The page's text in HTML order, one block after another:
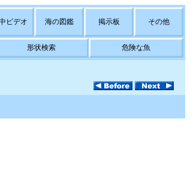
ビデオ 海の図鑑 掲示板 その他
形状検索 危険な魚